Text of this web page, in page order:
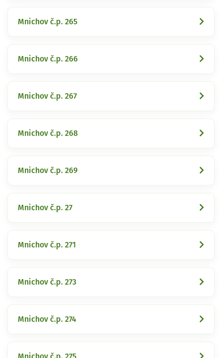
Mnichov č.p. 265
Mnichov č.p. 266
Mnichov č.p. 267
Mnichov č.p. 268
Mnichov č.p. 269
Mnichov č.p. 27
Mnichov č.p. 271
Mnichov č.p. 273
Mnichov č.p. 274
Mnichov č.p. 275